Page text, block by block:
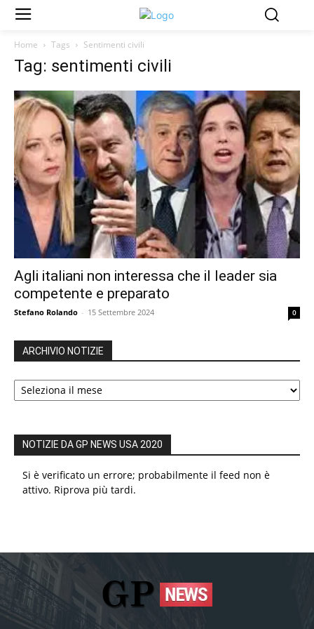
Home Tags Sentimenti civili
Tag: sentimenti civili
Agli italiani non interessa che il leader sia
competente e preparato
Stefano Rolando - 15 Settembre 2024 0
ARCHIVIO NOTIZIE
ARCHIVIO
NOTIZIE
NOTIZIE DA GP NEWS USA 2020
Si è verificato un errore; probabilmente il feed non è
attivo. Riprova più tardi.